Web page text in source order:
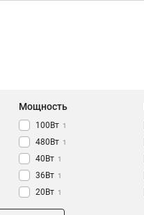
Мощность
100Вт 1
480Вт 1
40Вт 1
36Вт 1
20Вт 1
300Вт 1